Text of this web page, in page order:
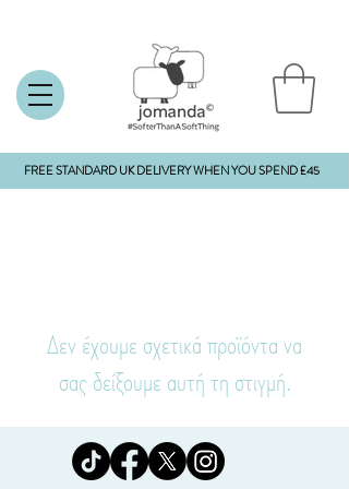
FREE STANDARD UK DELIVERY WHEN YOU SPEND £45
Δεν έχουμε σχετικά προϊόντα να
σας δείξουμε αυτή τη στιγμή.